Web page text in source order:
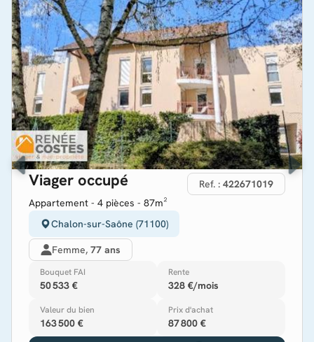
Viager occupé Ref. : 422671019
Appartement - 4 pièces - 87m²
Chalon-sur-Saône (71100)
Femme, 77 ans
Bouquet FAI
50 533 €
Rente
328 €/mois
Valeur du bien
163 500 €
Prix d'achat
87 800 €